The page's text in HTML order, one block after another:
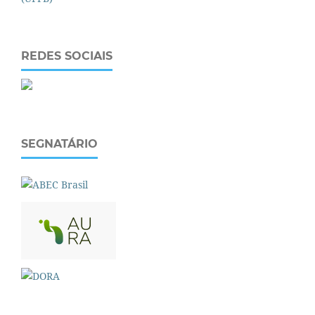
REDES SOCIAIS
SEGNATÁRIO